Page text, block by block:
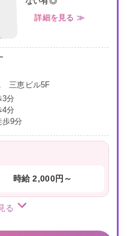
詳細を見る ≫
三恵ビル5F
3分
4分
9分
時給 2,000円～
る